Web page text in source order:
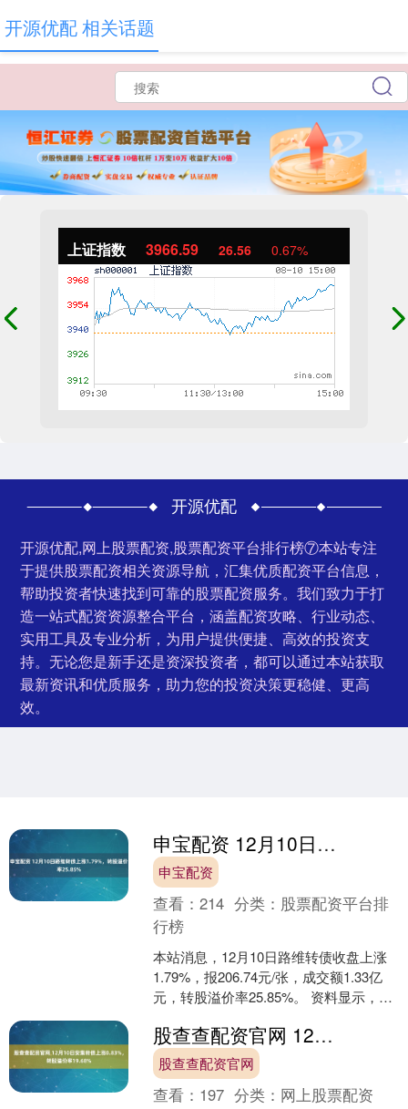
上证指数 3966.59 26.56 0.67%
开源优配
开源优配,网上股票配资,股票配资平台排行榜⑦本站专注
于提供股票配资相关资源导航，汇集优质配资平台信息，
帮助投资者快速找到可靠的股票配资服务。我们致力于打
造一站式配资资源整合平台，涵盖配资攻略、行业动态、
实用工具及专业分析，为用户提供便捷、高效的投资支
持。无论您是新手还是资深投资者，都可以通过本站获取
最新资讯和优质服务，助力您的投资决策更稳健、更高
效。
开源优配 相关话题
申宝配资 12月10日路维转债上涨1.79%，转股溢价率25.85%
申宝配资
查看：214 分类： 股票配资平台排
行榜
本站消息，12月10日路维转债收盘上涨
1.79%，报206.74元/张，成交额1.33亿
元，转股溢价率25.85%。 资料显示，路
股查查配资官网 12月10日安集转债上涨0.83%，转股溢价率19.68%
股查查配资官网
查看： 197 分类： 网上股票配资